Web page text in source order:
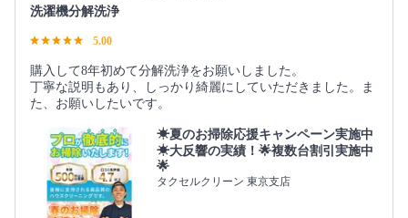
洗濯機分解洗浄
5.00
購入して8年初めて分解洗浄をお願いしました。
丁寧な説明もあり、しっかり綺麗にしていただきました。ま
た、お願いしたいです。
☀夏のお掃除応援キャンペーン実施中
☀大反響の実績！🌟複数台割引実施中
🌟
タクセルクリーン 東京支店